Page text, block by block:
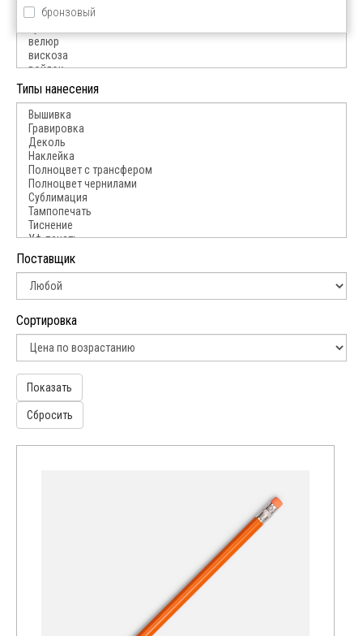
бронзовый
голубой
зеленый
золотой
красный
коричневый
оранжевый
прозрачный
серебристый
синий
Типы нанесения
Поставщик
Сортировка
Показать
Сбросить